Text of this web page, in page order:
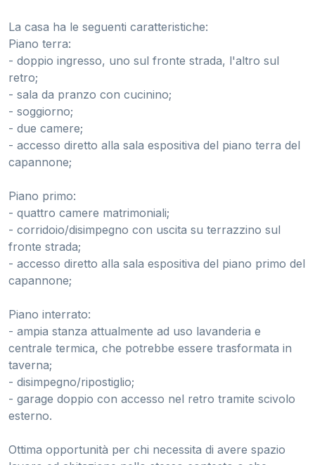
La casa ha le seguenti caratteristiche:
Piano terra:
- doppio ingresso, uno sul fronte strada, l'altro sul
retro;
- sala da pranzo con cucinino;
- soggiorno;
- due camere;
- accesso diretto alla sala espositiva del piano terra del
capannone;
Piano primo:
- quattro camere matrimoniali;
- corridoio/disimpegno con uscita su terrazzino sul
fronte strada;
- accesso diretto alla sala espositiva del piano primo del
capannone;
Piano interrato:
- ampia stanza attualmente ad uso lavanderia e
centrale termica, che potrebbe essere trasformata in
taverna;
- disimpegno/ripostiglio;
- garage doppio con accesso nel retro tramite scivolo
esterno.
Ottima opportunità per chi necessita di avere spazio